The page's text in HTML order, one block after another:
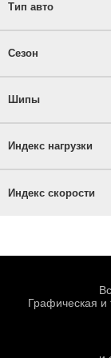
Тип авто
Сезон
Шипы
Индекс нагрузки
Индекс скорости
Графическая и